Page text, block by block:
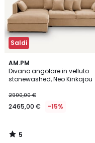
Saldi
AM.PM
Divano angolare in velluto
stonewashed, Neo Kinkajou
2900,00 €
2465,00 € -15%
5
/
5
5
/